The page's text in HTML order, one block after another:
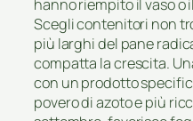
hanno riempito il vaso o
Scegli contenitori non
più larghi del pane
compatta la crescita.
con un prodotto
povero di azoto e più